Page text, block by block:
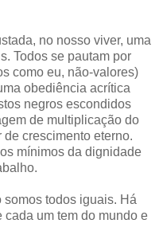
no nosso viver, uma
Todos se pautam por
como eu, não-valores)
obediência acrítica
negros escondidos
de multiplicação do
crescimento eterno.
mínimos da dignidade
somos todos iguais. Há
um tem do mundo e